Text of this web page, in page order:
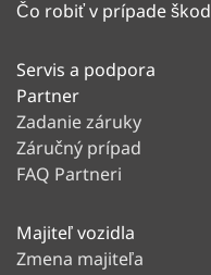
Čo robiť v prípade
Servis a podpora
Partner
Zadanie záruky
Záručný prípad
FAQ Partneri
Majiteľ vozidla
Zmena majiteľa